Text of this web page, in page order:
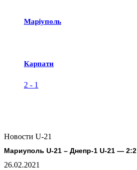
Маріуполь
Карпати
2 - 1
Новости U-21
Мариуполь U-21 – Днепр-1 U-21 — 2:2
26.02.2021